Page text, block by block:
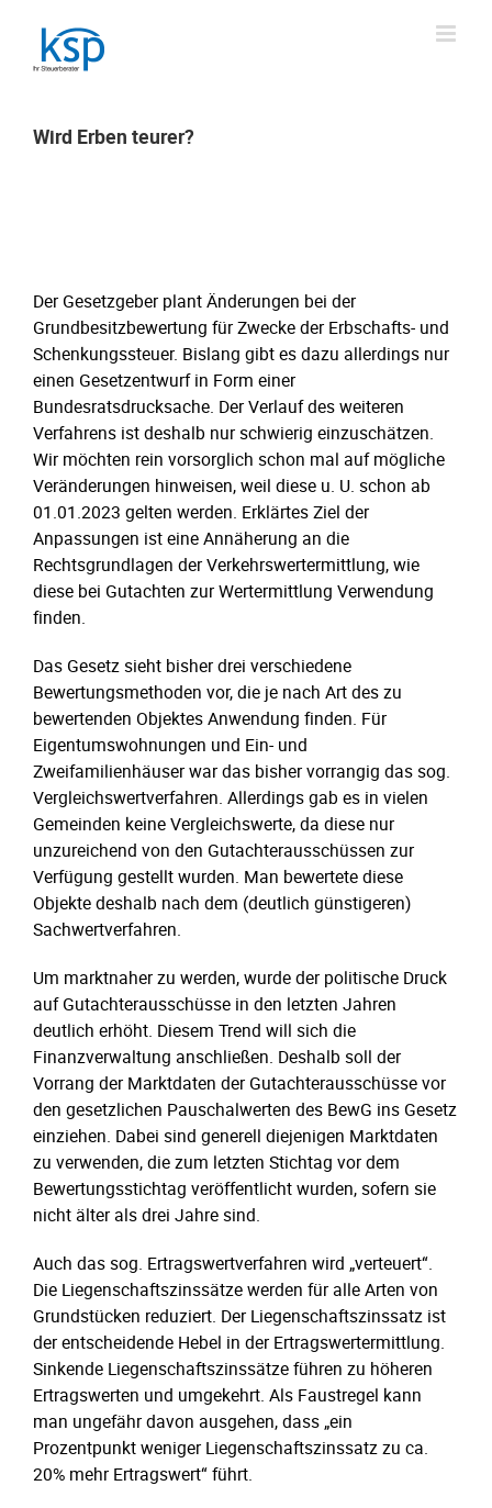
content
Wird Erben teurer?
Der Gesetzgeber plant Änderungen bei der
Grundbesitzbewertung für Zwecke der Erbschafts- und
Schenkungssteuer. Bislang gibt es dazu allerdings nur
einen Gesetzentwurf in Form einer
Bundesratsdrucksache. Der Verlauf des weiteren
Verfahrens ist deshalb nur schwierig einzuschätzen.
Wir möchten rein vorsorglich schon mal auf mögliche
Veränderungen hinweisen, weil diese u. U. schon ab
01.01.2023 gelten werden. Erklärtes Ziel der
Anpassungen ist eine Annäherung an die
Rechtsgrundlagen der Verkehrswertermittlung, wie
diese bei Gutachten zur Wertermittlung Verwendung
finden.
Das Gesetz sieht bisher drei verschiedene
Bewertungsmethoden vor, die je nach Art des zu
bewertenden Objektes Anwendung finden. Für
Eigentumswohnungen und Ein- und
Zweifamilienhäuser war das bisher vorrangig das sog.
Vergleichswertverfahren. Allerdings gab es in vielen
Gemeinden keine Vergleichswerte, da diese nur
unzureichend von den Gutachterausschüssen zur
Verfügung gestellt wurden. Man bewertete diese
Objekte deshalb nach dem (deutlich günstigeren)
Sachwertverfahren.
Um marktnaher zu werden, wurde der politische Druck
auf Gutachterausschüsse in den letzten Jahren
deutlich erhöht. Diesem Trend will sich die
Finanzverwaltung anschließen. Deshalb soll der
Vorrang der Marktdaten der Gutachterausschüsse vor
den gesetzlichen Pauschalwerten des BewG ins Gesetz
einziehen. Dabei sind generell diejenigen Marktdaten
zu verwenden, die zum letzten Stichtag vor dem
Bewertungsstichtag veröffentlicht wurden, sofern sie
nicht älter als drei Jahre sind.
Auch das sog. Ertragswertverfahren wird „verteuert“.
Die Liegenschaftszinssätze werden für alle Arten von
Grundstücken reduziert. Der Liegenschaftszinssatz ist
der entscheidende Hebel in der Ertragswertermittlung.
Sinkende Liegenschaftszinssätze führen zu höheren
Ertragswerten und umgekehrt. Als Faustregel kann
man ungefähr davon ausgehen, dass „ein
Prozentpunkt weniger Liegenschaftszinssatz zu ca.
20% mehr Ertragswert“ führt.